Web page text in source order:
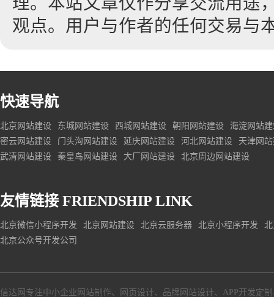
观点。用户与作者的任何交易与
快速导航
北京网站建设 东城网站建设 西城网站建设 朝阳网站建设
海淀网站
密云网站建设
门头沟网站建设 延庆网站建设 河北网站建设
天津网
武清网站建设
秦皇岛网站建设 大厂网站建设 北京周边网站建设
友情链接 FRIENDSHIP LINK
北京微信小程序开发 北京网站建设 北京云服务器 北京小程序开发
北京公众号开发公司
信达网专注中小企业网站制作、 网页设计、 品牌网站设计、 APP开发定制